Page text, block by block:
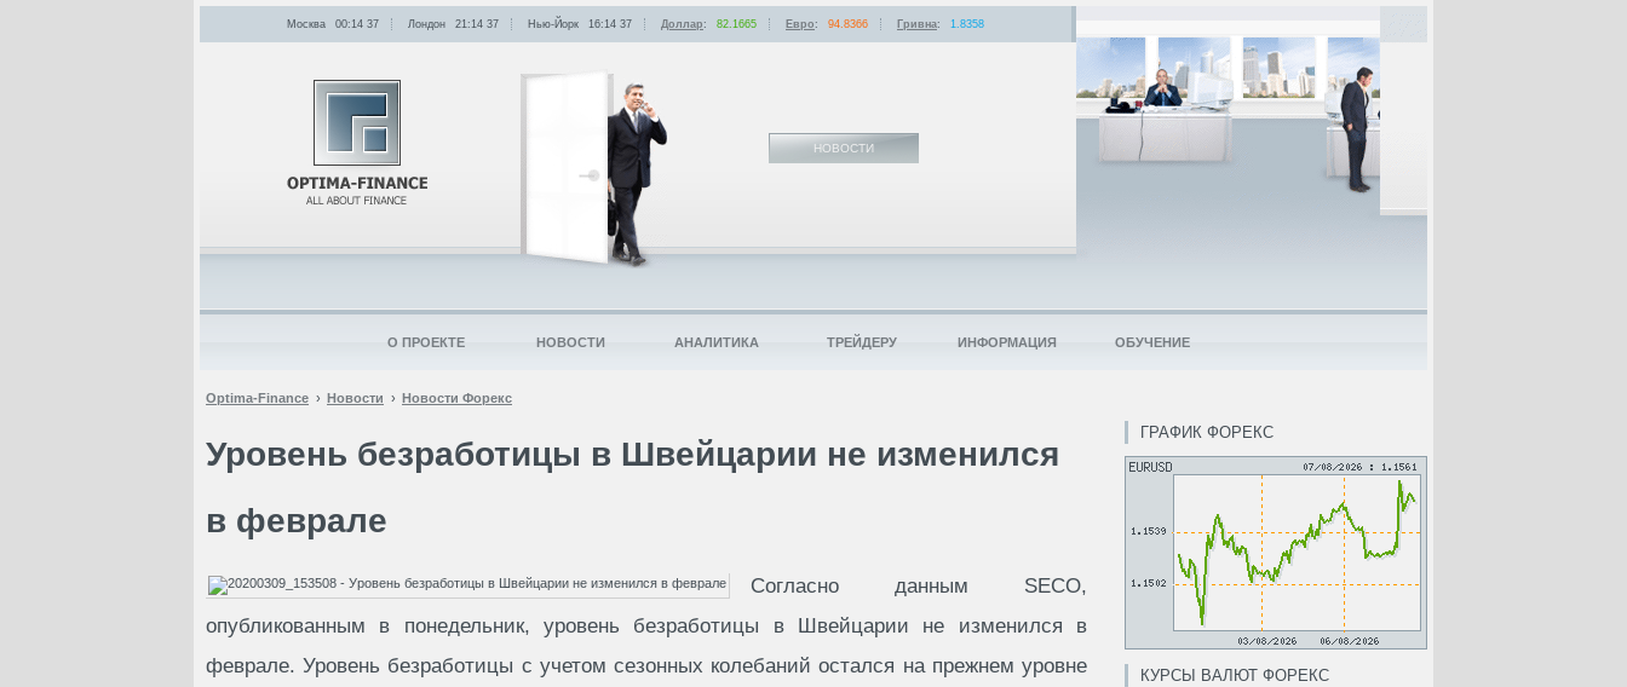
Optima-Finance Новости Новости Форекс
Уровень безработицы в Швейцарии не изменился
в феврале
Согласно данным SECO,
опубликованным в понедельник, уровень безработицы в Швейцарии не изменился в
феврале. Уровень безработицы с учетом сезонных колебаний остался на прежнем уровне
ГРАФИК ФОРЕКС
КУРСЫ ВАЛЮТ ФОРЕКС
НОВОСТИ
Москва 00:14 37 Лондон 21:14 37 Нью-Йорк 16:14 37 Доллар: 82.1665 Евро: 94.8366 Гривна: 1.8358
О ПРОЕКТЕ НОВОСТИ АНАЛИТИКА ТРЕЙДЕРУ ИНФОРМАЦИЯ ОБУЧЕНИЕ